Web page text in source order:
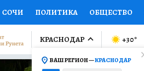
СОЧИ ПОЛИТИКА ОБЩЕСТВО
КОЛУМНИСТЫ ПРОИСШЕСТВИЯ
ОТКРЫВАЕМ МИР Я ЗНАЮ
КРАСНОДАР
ВАШ РЕГИОН —КРАСНОДАР
+30°